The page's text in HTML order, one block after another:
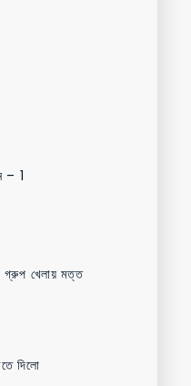
– 1
গ্রুপ খেলায় মত্ত
দিলো